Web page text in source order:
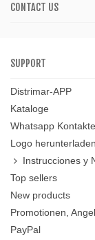
CONTACT US
SUPPORT
Distrimar-APP
Kataloge
Whatsapp Kontakte
Logo herunterladen
Instrucciones y
Top sellers
New products
Promotionen,
PayPal